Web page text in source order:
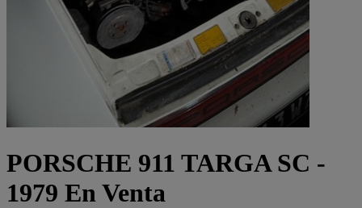
PORSCHE 911 TARGA SC -
1979 En Venta